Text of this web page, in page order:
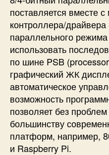
поставляется вместе
контроллера/
параллельного
использовать
по шине PSB
графический ЖК
автоматическое
возможность
позволяет без
большинству
платформ, например,
и Raspberry Pi.